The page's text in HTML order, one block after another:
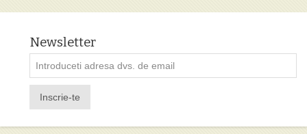
Newsletter
Inscrie-te